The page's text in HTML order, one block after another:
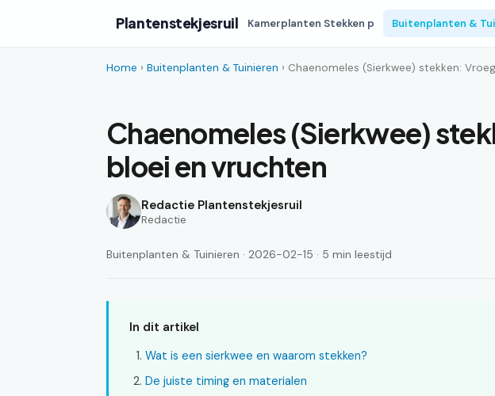
Plantenstekjesruil Kamerplanten Stekken p Buitenplanten &
Home › Buitenplanten & Tuinieren › Chaenomeles (Sierkwee) stekken:
Chaenomeles (Sierkwee)
bloei en vruchten
Redactie Plantenstekjesruil
Redactie
Buitenplanten & Tuinieren · 2026-02-15 · 5 min leestijd
In dit artikel
Wat is een sierkwee en waarom stekken?
De juiste timing en materialen